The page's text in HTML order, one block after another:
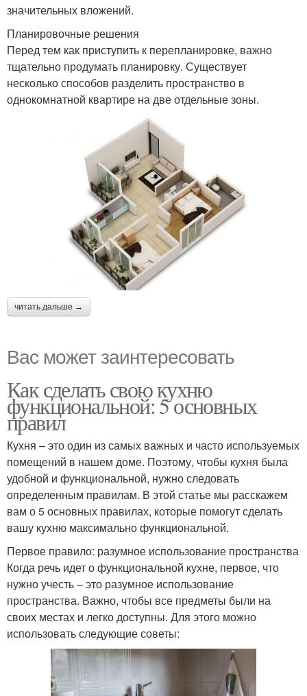
значительных вложений.
Планировочные решения
Перед тем как приступить к перепланировке, важно
тщательно продумать планировку. Существует
несколько способов разделить пространство в
однокомнатной квартире на две отдельные зоны.
читать дальше →
Вас может заинтересовать
Как сделать свою кухню
функциональной: 5 основных
правил
Кухня – это один из самых важных и часто используемых
помещений в нашем доме. Поэтому, чтобы кухня была
удобной и функциональной, нужно следовать
определенным правилам. В этой статье мы расскажем
вам о 5 основных правилах, которые помогут сделать
вашу кухню максимально функциональной.
Первое правило: разумное использование пространства
Когда речь идет о функциональной кухне, первое, что
нужно учесть – это разумное использование
пространства. Важно, чтобы все предметы были на
своих местах и легко доступны. Для этого можно
использовать следующие советы: